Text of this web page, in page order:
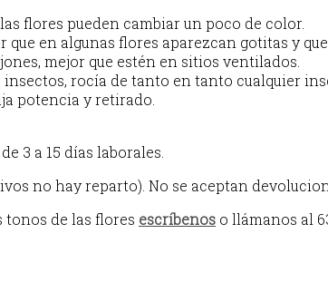
flores pueden cambiar un poco de color.
en algunas flores aparezcan gotitas y
mejor que estén en sitios ventilados.
rocía de tanto en tanto cualquier
potencia y retirado.
3 a 15 días laborales.
no hay reparto). No se aceptan
tonos de las flores escríbenos o llámanos al